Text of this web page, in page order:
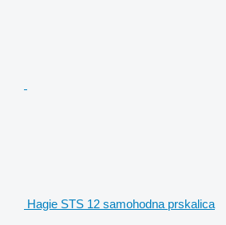
Hagie STS 12 samohodna prskalica